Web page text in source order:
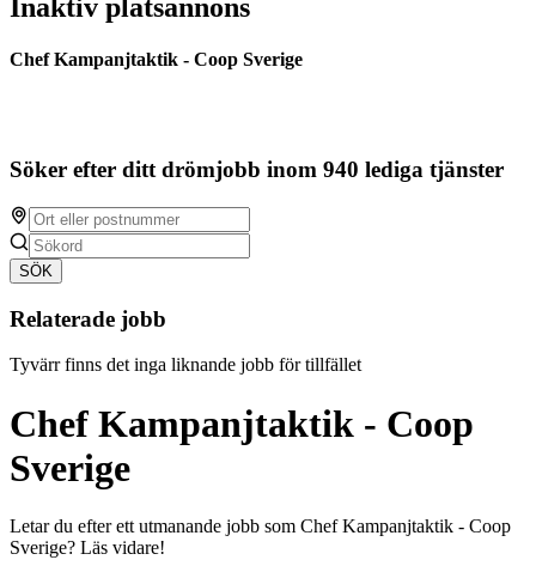
Inaktiv platsannons
Chef Kampanjtaktik - Coop Sverige
Söker efter ditt drömjobb inom 940 lediga tjänster
SÖK
Relaterade jobb
Tyvärr finns det inga liknande jobb för tillfället
Chef Kampanjtaktik - Coop
Sverige
Letar du efter ett utmanande jobb som Chef Kampanjtaktik - Coop
Sverige? Läs vidare!